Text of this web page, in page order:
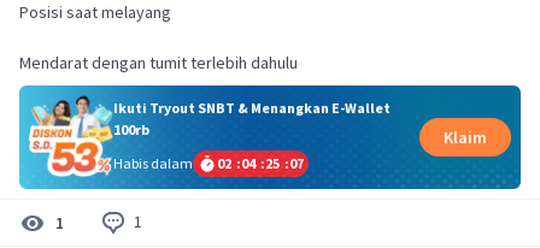
Posisi saat melayang
Mendarat dengan tumit terlebih dahulu
Ikuti Tryout SNBT & Menangkan E-Wallet
100rb
Habis dalam
02 :04 :25 :07
Klaim
1 1